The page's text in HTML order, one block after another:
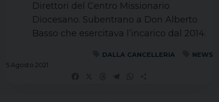
Direttori del Centro Missionario
Diocesano. Subentrano a Don Alberto
Basso che esercitava l’incarico dal 2014.
DALLA CANCELLERIA
NEWS
5 Agosto 2021